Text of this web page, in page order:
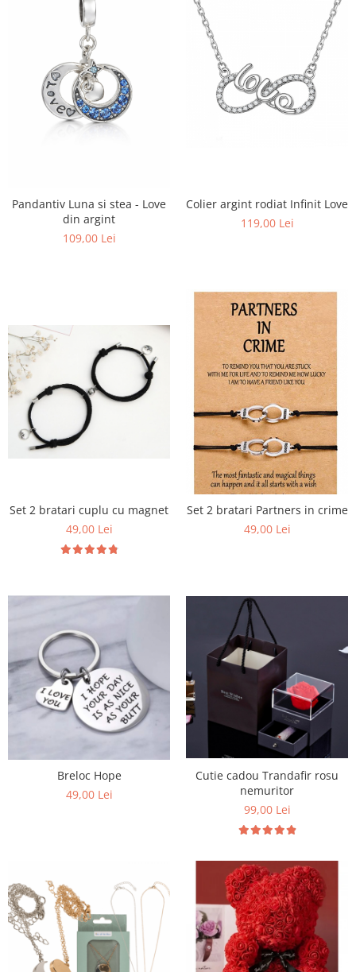
Pandantiv Luna si stea - Love
din argint
109,00 Lei
Colier argint rodiat Infinit Love
119,00 Lei
Set 2 bratari cuplu cu magnet
49,00 Lei
Set 2 bratari Partners in crime
49,00 Lei
Breloc Hope
49,00 Lei
Cutie cadou Trandafir rosu
nemuritor
99,00 Lei